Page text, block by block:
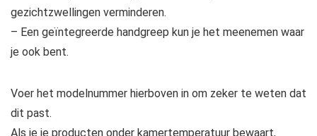
gezichtzwellingen verminderen.
– Een geïntegreerde handgreep kun je het meenemen waar
je ook bent.
Voer het modelnummer hierboven in om zeker te weten dat
dit past.
Als je je producten onder kamertemperatuur bewaart,